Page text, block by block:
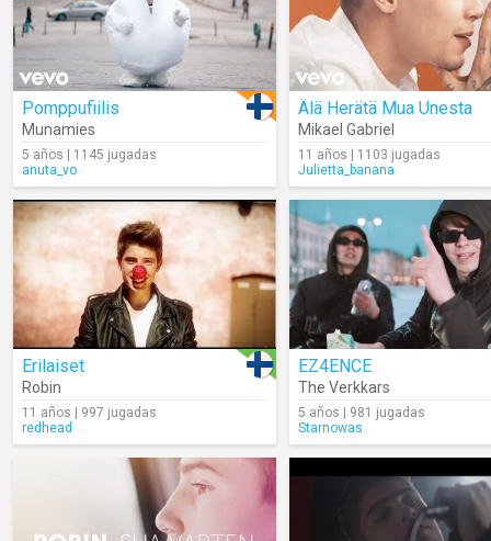
Pomppufiilis
Munamies
5 años | 1145 jugadas
anuta_vo
Älä Herätä Mua Unesta
Mikael Gabriel
11 años | 1103 jugadas
Julietta_banana
Erilaiset
Robin
11 años | 997 jugadas
redhead
EZ4ENCE
The Verkkars
5 años | 981 jugadas
Starnowas